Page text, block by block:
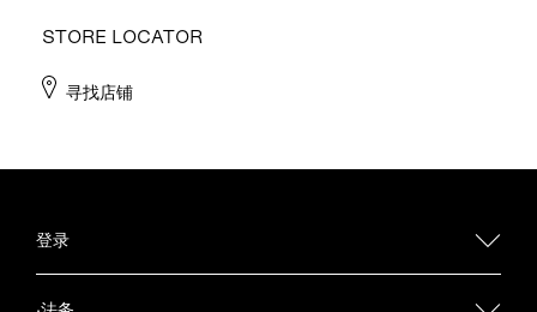
STORE LOCATOR
寻找店铺
登录